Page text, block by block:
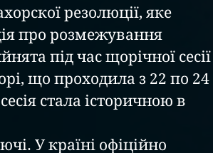
резолюції, яке
про розмежування
під час щорічної сесії
що проходила з 22 по 24
стала історичною в